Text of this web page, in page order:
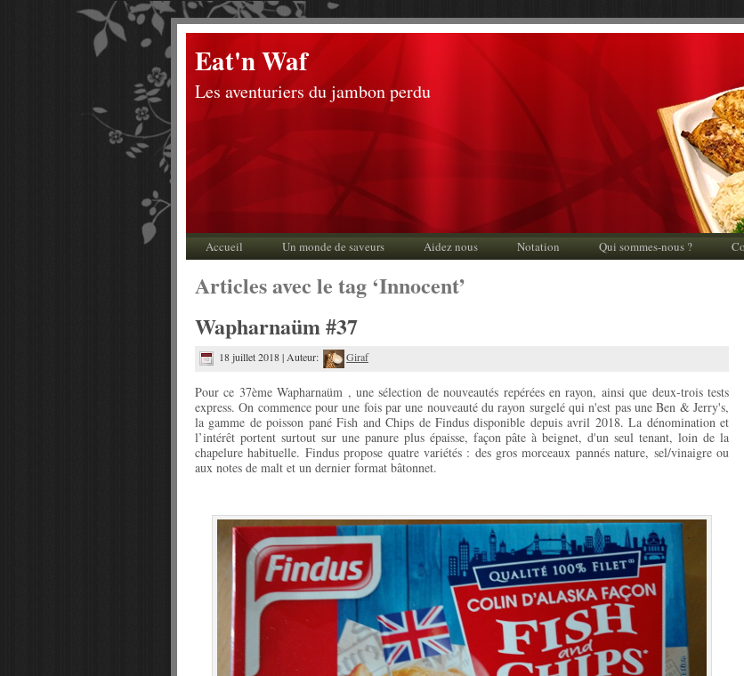
Eat'n Waf
Les aventuriers du jambon perdu
Accueil Un monde de saveurs Aidez nous Notation Qui sommes-nous ?
Articles avec le tag ‘Innocent’
Wapharnaüm #37
18 juillet 2018 | Auteur: Giraf
Pour ce 37ème Wapharnaüm , une sélection de nouveautés repérées en rayon, ainsi que deux-trois tests
express. On commence pour une fois par une nouveauté du rayon surgelé qui n'est pas une Ben & Jerry's,
la gamme de poisson pané Fish and Chips de Findus disponible depuis avril 2018. La dénomination et
l’intérêt portent surtout sur une panure plus épaisse, façon pâte à beignet, d'un seul tenant, loin de la
chapelure habituelle. Findus propose quatre variétés : des gros morceaux pannés nature, sel/vinaigre ou
aux notes de malt et un dernier format bâtonnet.